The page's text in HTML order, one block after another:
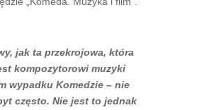
jak ta przekrojowa, która
kompozytorowi muzyki
wypadku Komedzie – nie
często. Nie jest to jednak